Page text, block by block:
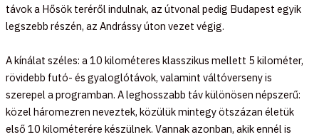
távok a Hősök teréről indulnak, az útvonal pedig Budapest egyik
legszebb részén, az Andrássy úton vezet végig.
A kínálat széles: a 10 kilométeres klasszikus mellett 5 kilométer,
rövidebb futó- és gyaloglótávok, valamint váltóverseny is
szerepel a programban. A leghosszabb táv különösen népszerű:
közel háromezren neveztek, közülük mintegy ötszázan életük
első 10 kilométerére készülnek. Vannak azonban, akik ennél is